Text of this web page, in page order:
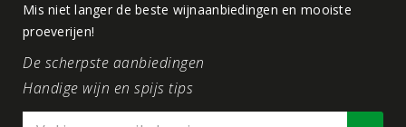
Mis niet langer de beste wijnaanbiedingen en mooiste
proeverijen!
De scherpste aanbiedingen
Handige wijn en spijs tips